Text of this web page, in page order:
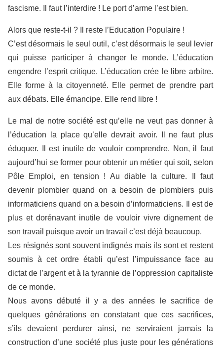
fascisme. Il faut l’interdire ! Le port d’arme l’est bien.
Alors que reste-t-il ? Il reste l’Education Populaire !
C’est désormais le seul outil, c’est désormais le seul levier
qui puisse participer à changer le monde. L’éducation
engendre l’esprit critique. L’éducation crée le libre arbitre.
Elle forme à la citoyenneté. Elle permet de prendre part
aux débats. Elle émancipe. Elle rend libre !
Le mal de notre société est qu’elle ne veut pas donner à
l’éducation la place qu’elle devrait avoir. Il ne faut plus
éduquer. Il est inutile de vouloir comprendre. Non, il faut
aujourd’hui se former pour obtenir un métier qui soit, selon
Pôle Emploi, en tension ! Au diable la culture. Il faut
devenir plombier quand on a besoin de plombiers puis
informaticiens quand on a besoin d’informaticiens. Il est de
plus et dorénavant inutile de vouloir vivre dignement de
son travail puisque avoir un travail c’est déjà beaucoup.
Les résignés sont souvent indignés mais ils sont et restent
soumis à cet ordre établi qu’est l’impuissance face au
dictat de l’argent et à la tyrannie de l’oppression capitaliste
de ce monde.
Nous avons débuté il y a des années le sacrifice de
quelques générations en constatant que ces sacrifices,
s’ils devaient perdurer ainsi, ne serviraient jamais la
construction d’une société plus juste pour les générations